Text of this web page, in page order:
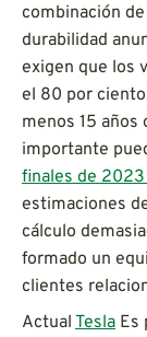
combinación
durabilidad
exigen que los
el 80 por
menos 15
importante
finales de 2023
estimaciones
cálculo
formado un
clientes
Actual Tesla Es